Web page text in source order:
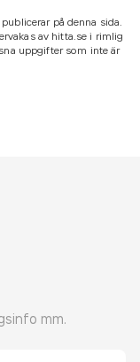
på denna sida.
av hitta.se i rimlig
uppgifter som inte är
mm.